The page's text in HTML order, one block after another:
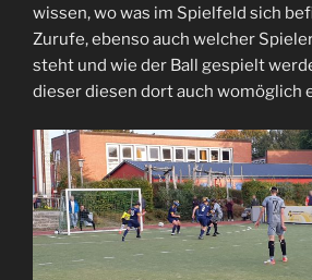
wissen, wo was im Spielfeld sich
Zurufe, ebenso auch welcher
steht und wie der Ball gespielt
dieser diesen dort auch womöglich